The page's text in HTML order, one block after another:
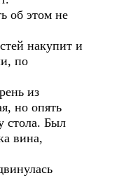
об этом не
накупит и
по
из
но опять
стола. Был
вина,